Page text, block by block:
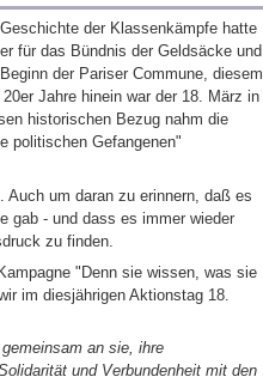
der Klassenkämpfe hatte
für das Bündnis der Geldsäcke und
der Pariser Commune, diesem
Jahre hinein war der 18. März in
historischen Bezug nahm die
politischen Gefangenen"
um daran zu erinnern, daß es
gab - und dass es immer wieder
zu finden.
"Denn sie wissen, was sie
im diesjährigen Aktionstag 18.
an sie, ihre
und Verbundenheit mit den